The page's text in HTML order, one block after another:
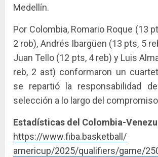
Medellín.
Por Colombia, Romario Roque (13
2 rob), Andrés Ibargüen (13 pts, 5
Juan Tello (12 pts, 4 reb) y Luis
reb, 2 ast) conformaron un
se repartió la responsabilidad
selección a lo largo del
Estadísticas del Colombia-
https://www.fiba.basketball/
americup/2025/qualifiers/game/